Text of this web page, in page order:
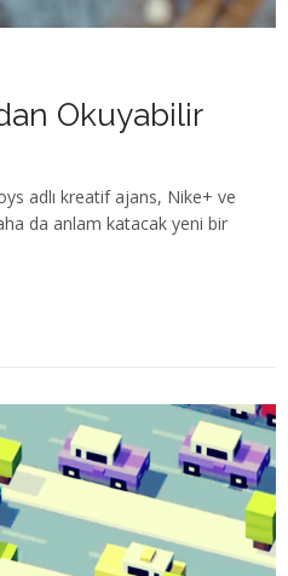
Okuyabilir
adlı kreatif ajans, Nike+ ve
da anlam katacak yeni bir